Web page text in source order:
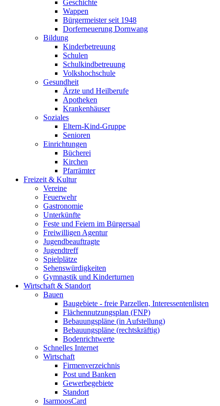
Geschichte
Wappen
Bürgermeister seit 1948
Dorferneuerung Dornwang
Bildung
Kinderbetreuung
Schulen
Schulkindbetreuung
Volkshochschule
Gesundheit
Ärzte und Heilberufe
Apotheken
Krankenhäuser
Soziales
Eltern-Kind-Gruppe
Senioren
Einrichtungen
Bücherei
Kirchen
Pfarrämter
Freizeit & Kultur
Vereine
Feuerwehr
Gastronomie
Unterkünfte
Feste und Feiern im Bürgersaal
Freiwilligen Agentur
Jugendbeauftragte
Jugendtreff
Spielplätze
Sehenswürdigkeiten
Gymnastik und Kinderturnen
Wirtschaft & Standort
Bauen
Baugebiete - freie Parzellen, Interessentenlisten
Flächennutzungsplan (FNP)
Bebauungspläne (in Aufstellung)
Bebauungspläne (rechtskräftig)
Bodenrichtwerte
Schnelles Internet
Wirtschaft
Firmenverzeichnis
Post und Banken
Gewerbegebiete
Standort
IsarmoosCard